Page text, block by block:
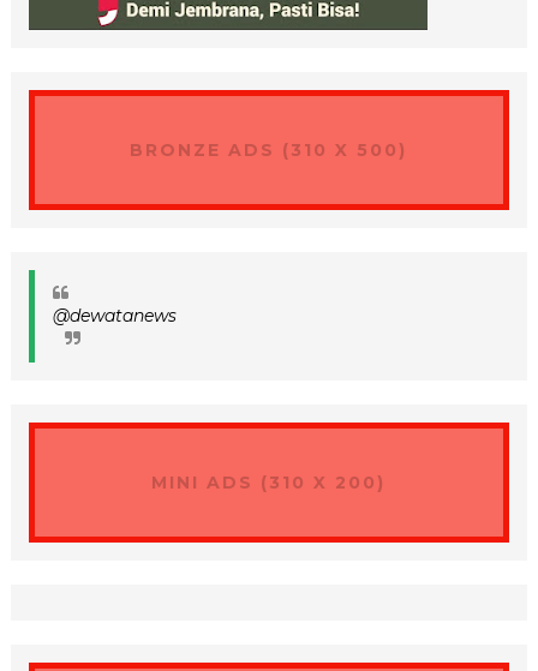
BRONZE ADS (310 X 500)
@dewatanews
MINI ADS (310 X 200)